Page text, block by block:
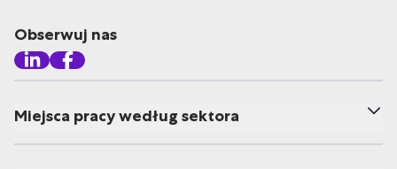
Obserwuj nas
Miejsca pracy według sektora